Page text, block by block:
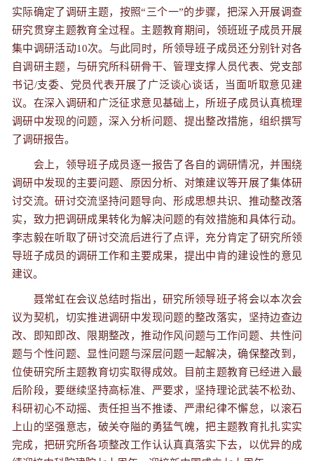
实际确定了调研主题，按照“三个一”的步骤，把深入开展调查
研究贯穿主题教育全过程。主题教育期间，领班班子成员开展
集中调研活动10次。与此同时，所领导班子成员还分别针对各
自调研主题，与研究所科研骨干、管理支撑人员代表、党支部
书记/支委、党员代表开展了广泛谈心谈话，当面听取意见建
议。在深入调研和广泛征求意见基础上，所班子成员认真梳理
调研中发现的问题，深入分析问题、提出整改措施，组织撰写
了调研报告。
会上，领导班子成员逐一报告了各自的调研情况，并围绕
调研中发现的主要问题、原因分析、对策建议等开展了集体研
讨交流。研讨交流坚持问题导向、形成思想共识、推动整改落
实，致力把调研成果转化为解决问题的有效措施和具体行动。
李志毅在听取了研讨交流后进行了点评，充分肯定了研究所领
导班子成员的调研工作和主要成果，提出中肯的建设性的意见
建议。
聂常虹在会议总结时指出，研究所领导班子将会以本次会
议为契机，切实推进调研中发现问题的整改落实，坚持边查边
改、即知即改、限期整改，推动作风问题与工作问题、共性问
题与个性问题、显性问题与深层问题一起解决，确保整改到，
位使研究所主题教育切实取得成效。目前主题教育已经进入最
后阶段，要继续坚持高标准、严要求，坚持理论武装不松劲、
科研初心不动摇、责任担当不推诿、严肃纪律不懈怠，以滚石
上山的坚强意志，破关夺隘的勇猛气魄，把主题教育扎扎实实
完成，把研究所各项整改工作认认真真落实下去，以优异的成